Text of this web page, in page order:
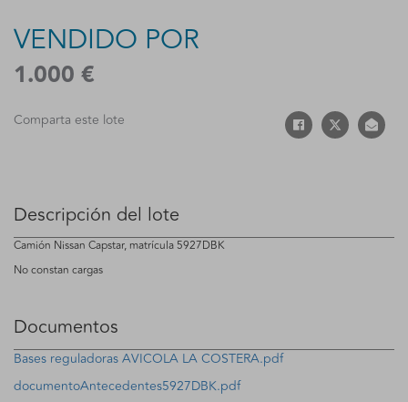
VENDIDO POR
1.000 €
Comparta este lote
Descripción del lote
Camión Nissan Capstar, matrícula 5927DBK
No constan cargas
Documentos
Bases reguladoras AVICOLA LA COSTERA.pdf
documentoAntecedentes5927DBK.pdf